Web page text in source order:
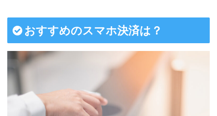
おすすめのスマホ決済は？